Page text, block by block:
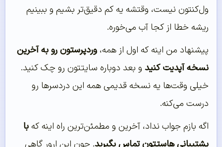
ول‌کنتون نیست، وقتشه یه کم دقیق‌تر بشیم و ببینیم
ریشه خطا از کجا آب می‌خوره.
پیشنهاد من اینه که اول از همه، وردپرستون رو به آخرین
نسخه آپدیت کنید و بعد دوباره سایتتون رو چک کنید.
خیلی وقت‌ها یه نسخه قدیمی همه این دردسرها رو
درست می‌کنه.
اگه بازم جواب نداد، آخرین و مطمئن‌ترین راه اینه کهبا
پشتیبانی هاستتون تماس بگیرید. چون این ارور گاهی